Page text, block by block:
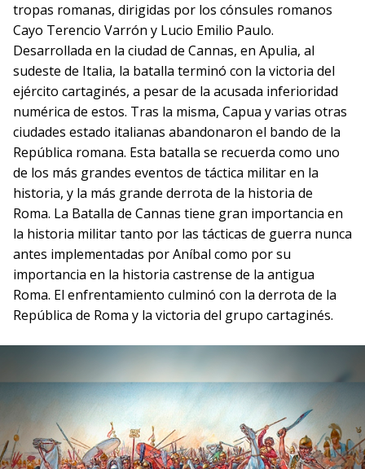
tropas romanas, dirigidas por los cónsules romanos
Cayo Terencio Varrón y Lucio Emilio Paulo.
Desarrollada en la ciudad de Cannas, en Apulia, al
sudeste de Italia, la batalla terminó con la victoria del
ejército cartaginés, a pesar de la acusada inferioridad
numérica de estos. Tras la misma, Capua y varias otras
ciudades estado italianas abandonaron el bando de la
República romana. Esta batalla se recuerda como uno
de los más grandes eventos de táctica militar en la
historia, y la más grande derrota de la historia de
Roma. La Batalla de Cannas tiene gran importancia en
la historia militar tanto por las tácticas de guerra nunca
antes implementadas por Aníbal como por su
importancia en la historia castrense de la antigua
Roma. El enfrentamiento culminó con la derrota de la
República de Roma y la victoria del grupo cartaginés.